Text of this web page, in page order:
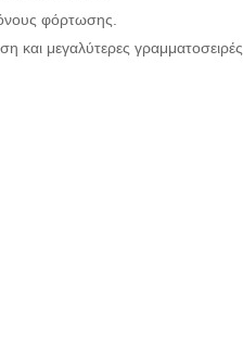
φόρτωσης.
και μεγαλύτερες γραμματοσειρές.